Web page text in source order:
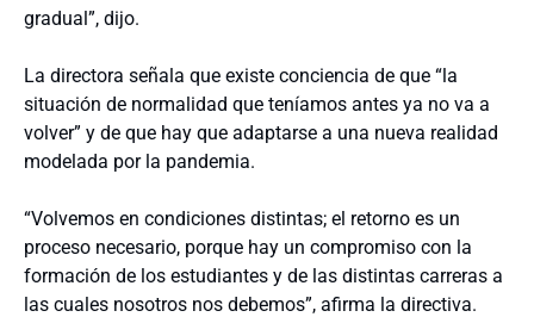
gradual”, dijo.
La directora señala que existe conciencia de que “la
situación de normalidad que teníamos antes ya no va a
volver” y de que hay que adaptarse a una nueva realidad
modelada por la pandemia.
“Volvemos en condiciones distintas; el retorno es un
proceso necesario, porque hay un compromiso con la
formación de los estudiantes y de las distintas carreras a
las cuales nosotros nos debemos”, afirma la directiva.